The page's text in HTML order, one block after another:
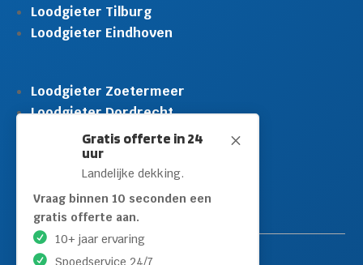
M
Gratis offerte in 24
uur
Landelijke dekking.
Vraag binnen 10 seconden een
gratis offerte aan.
10+ jaar ervaring
Spoedservice 24/7
Loodgieter Tilburg
Loodgieter Eindhoven
Loodgieter Zoetermeer
Loodgieter Dordrecht
Loodgieter Rijswijk
Loodgieter Schiedam
Loodgieter Leidschendam
Loodgieter Hilversum